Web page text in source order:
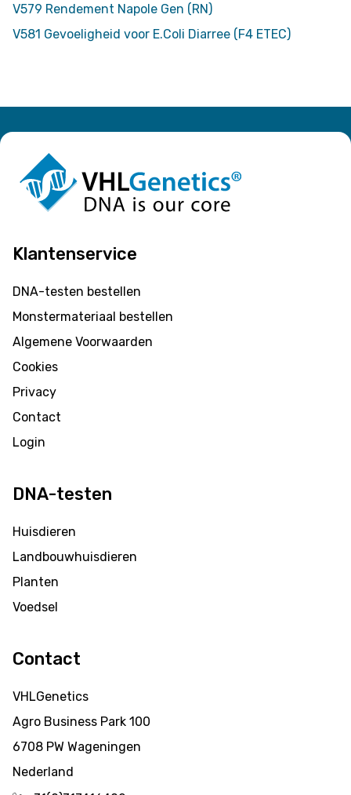
V579 Rendement Napole Gen (RN)
V581 Gevoeligheid voor E.Coli Diarree (F4 ETEC)
Klantenservice
DNA-testen bestellen
Monstermateriaal bestellen
Algemene Voorwaarden
Cookies
Privacy
Contact
Login
DNA-testen
Huisdieren
Landbouwhuisdieren
Planten
Voedsel
Contact
VHLGenetics
Agro Business Park 100
6708 PW Wageningen
Nederland